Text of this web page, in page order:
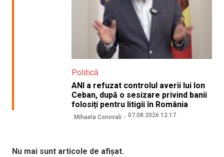
Politică
ANI a refuzat controlul averii lui Ion
Ceban, după o sesizare privind banii
folosiți pentru litigii în România
Mihaela Conovali 07.08.2026 12:17
Nu mai sunt articole de afișat.